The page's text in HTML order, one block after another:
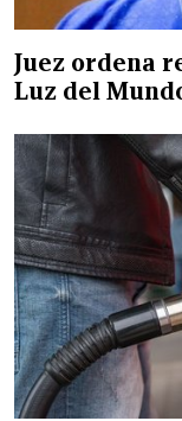
Juez ordena
Luz del